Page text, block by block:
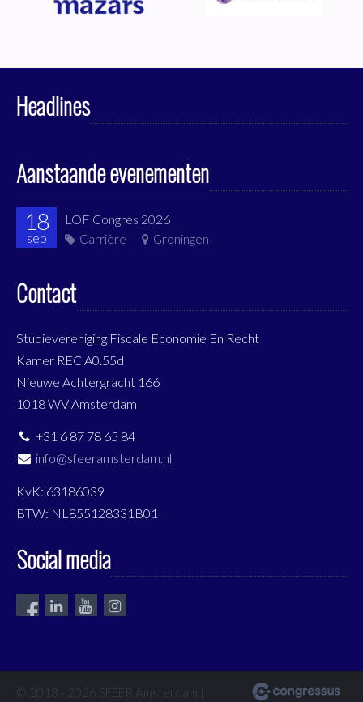
Headlines
Aanstaande evenementen
18
sep
LOF Congres 2026
Carrière Groningen
Contact
Studievereniging Fiscale Economie En Recht
Kamer REC A0.55d
Nieuwe Achtergracht 166
1018 WV Amsterdam
+31 6 87 78 65 84
info@sfeeramsterdam.nl
KvK: 63186039
BTW: NL855128331B01
Social media
© 2018 - 2026 SFEER Amsterdam |